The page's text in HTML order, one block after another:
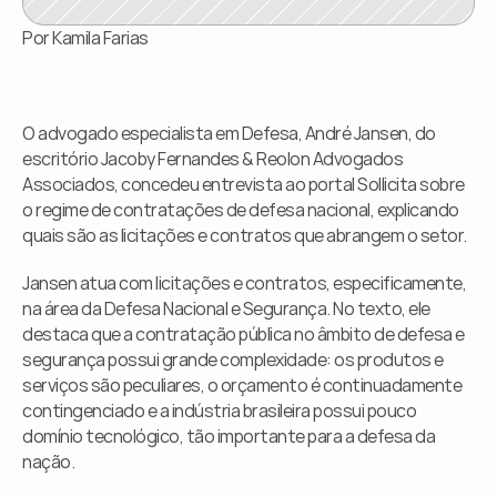
Serviços
Fale Conosco
Por Kamila Farias
O advogado especialista em Defesa, André Jansen, do
escritório Jacoby Fernandes & Reolon Advogados
Associados, concedeu entrevista ao portal Sollicita sobre
o regime de contratações de defesa nacional, explicando
quais são as licitações e contratos que abrangem o setor.
Jansen atua com licitações e contratos, especificamente,
na área da Defesa Nacional e Segurança. No texto, ele
destaca que a contratação pública no âmbito de defesa e
segurança possui grande complexidade: os produtos e
serviços são peculiares, o orçamento é continuadamente
contingenciado e a indústria brasileira possui pouco
domínio tecnológico, tão importante para a defesa da
nação.